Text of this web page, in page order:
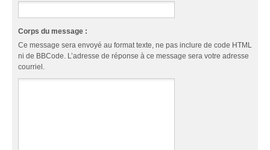
Corps du message :
Ce message sera envoyé au format texte, ne pas inclure de code HTML
ni de BBCode. L’adresse de réponse à ce message sera votre adresse
courriel.